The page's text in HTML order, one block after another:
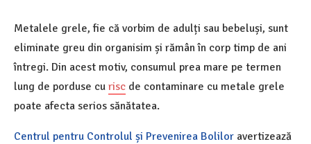
Metalele grele, fie că vorbim de adulți sau bebeluși, sunt
eliminate greu din organisim și rămân în corp timp de ani
întregi. Din acest motiv, consumul prea mare pe termen
lung de porduse cu risc de contaminare cu metale grele
poate afecta serios sănătatea.
Centrul pentru Controlul și Prevenirea Bolilor avertizează